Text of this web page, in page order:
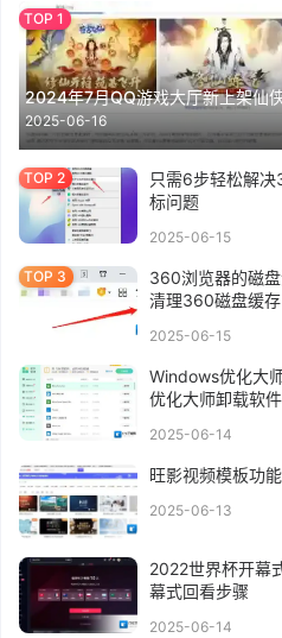
2024年7月QQ游戏大厅新上架仙
2025-06-16
只需6步轻松解
标问题
2025-06-15
360浏览器的磁
清理360磁盘缓存
2025-06-15
Windows优化大
优化大师卸载软件
2025-06-14
旺影视频模板功
2025-06-13
2022世界杯开幕
幕式回看步骤
2025-06-14